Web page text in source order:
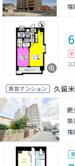
福
敷
賃貸マンション 久留
鹿
築
福